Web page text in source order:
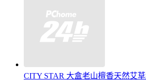
CITY STAR 大盒老山檀香天然艾